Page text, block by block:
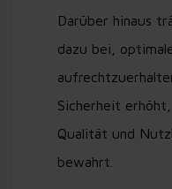
Darüber hinaus
dazu bei,
Sicherheit
Qualität und
bewahrt.